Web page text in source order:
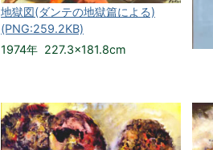
地獄図(ダンテの地獄篇による)
(PNG:259.2KB)
1974年 227.3×181.8cm